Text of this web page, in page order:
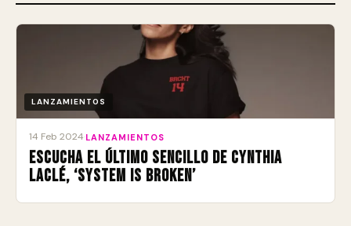
Accesos rápidos: 🎪 Eventos🎤 Artistas📍 Locales📰 Magazine
LANZAMIENTOS
14 Feb 2024 LANZAMIENTOS
Escucha el último sencillo de Cynthia
Laclé, ‘System Is Broken’